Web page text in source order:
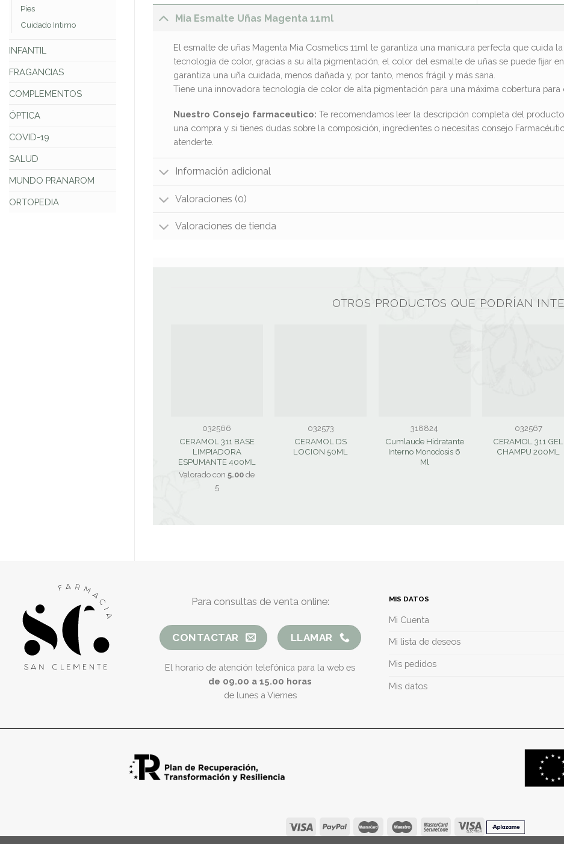
Pies
Cuidado Intimo
INFANTIL
FRAGANCIAS
COMPLEMENTOS
ÓPTICA
COVID-19
SALUD
MUNDO PRANAROM
ORTOPEDIA
Mia Esmalte Uñas Magenta 11ml
El esmalte de uñas Magenta Mia Cosmetics 11ml te garantiza una manicura perfecta que cuida
tecnología de color, gracias a su alta pigmentación, el color del esmalte de uñas se puede fijar
garantiza una uña cuidada, menos dañada y, por tanto, menos frágil y más sana.
Tiene una innovadora tecnología de color de alta pigmentación para una máxima cobertura para
Nuestro Consejo farmaceutico: Te recomendamos leer la descripción completa del
una compra y si tienes dudas sobre la composición, ingredientes o necesitas consejo
atenderte.
Información adicional
Valoraciones (0)
Valoraciones de tienda
OTROS PRODUCTOS QUE PODRÍAN
032566
CERAMOL 311 BASE
LIMPIADORA
ESPUMANTE 400ML
Valorado con5.00 de
5
032573
CERAMOL DS
LOCION 50ML
318824
Cumlaude Hidratante
Interno Monodosis 6
Ml
032567
CERAMOL 311 GEL
CHAMPU 200ML
Para consultas de venta online:
CONTACTAR LLAMAR
El horario de atención telefónica para la web es
de 09.00 a 15.00 horas
de lunes a Viernes
MIS DATOS
Mi Cuenta
Mi lista de deseos
Mis pedidos
Mis datos